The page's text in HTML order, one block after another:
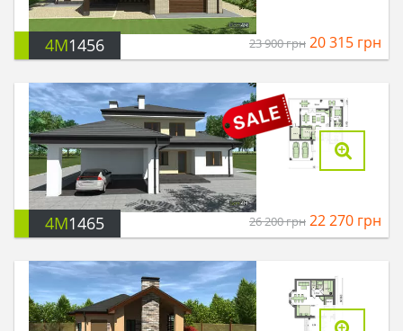
4M1456 23 900грн 20 315 грн
4M1465 26 200грн 22 270 грн